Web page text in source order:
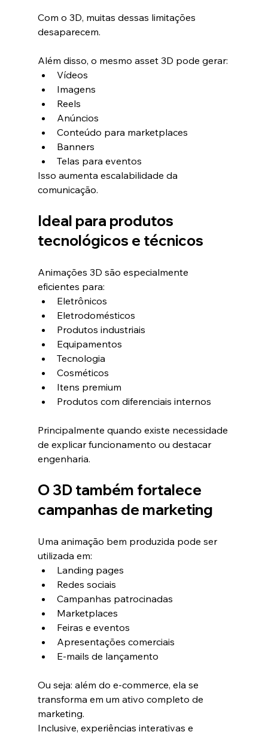
Com o 3D, muitas dessas limitações
desaparecem.
Além disso, o mesmo asset 3D pode gerar:
Vídeos
Imagens
Reels
Anúncios
Conteúdo para marketplaces
Banners
Telas para eventos
Isso aumenta escalabilidade da
comunicação.
Ideal para produtos
tecnológicos e técnicos
Animações 3D são especialmente
eficientes para:
Eletrônicos
Eletrodomésticos
Produtos industriais
Equipamentos
Tecnologia
Cosméticos
Itens premium
Produtos com diferenciais internos
Principalmente quando existe necessidade
de explicar funcionamento ou destacar
engenharia.
O 3D também fortalece
campanhas de marketing
Uma animação bem produzida pode ser
utilizada em:
Landing pages
Redes sociais
Campanhas patrocinadas
Marketplaces
Feiras e eventos
Apresentações comerciais
E-mails de lançamento
Ou seja: além do e-commerce, ela se
transforma em um ativo completo de
marketing.
Inclusive, experiências interativas e